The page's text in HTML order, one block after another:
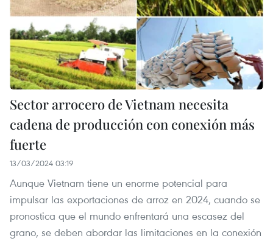
Sector arrocero de Vietnam necesita
cadena de producción con conexión más
fuerte
13/03/2024 03:19
Aunque Vietnam tiene un enorme potencial para
impulsar las exportaciones de arroz en 2024, cuando se
pronostica que el mundo enfrentará una escasez del
grano, se deben abordar las limitaciones en la conexión